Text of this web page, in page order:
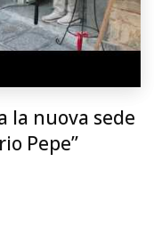
la nuova sede
Pepe”